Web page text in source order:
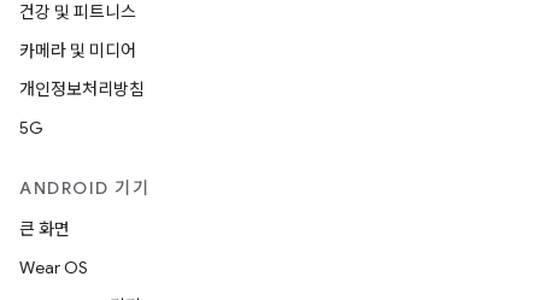
건강 및 피트니스
카메라 및 미디어
개인정보처리방침
5G
ANDROID 기기
큰 화면
Wear OS